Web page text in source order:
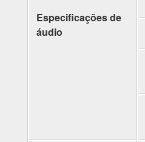
Especificações de
áudio